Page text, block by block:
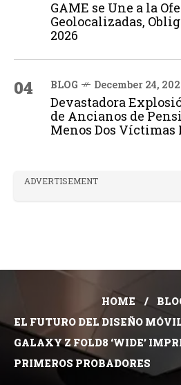
GAME se Une a la
Geolocalizadas,
2026
04 BLOG December 24,
Devastadora
de Ancianos de
Menos Dos Víctimas
ADVERTISEMENT
HOME
EL FUTURO DEL DISEÑO
GALAXY Z FOLD8 ‘WIDE’
PRIMEROS PROBADORES